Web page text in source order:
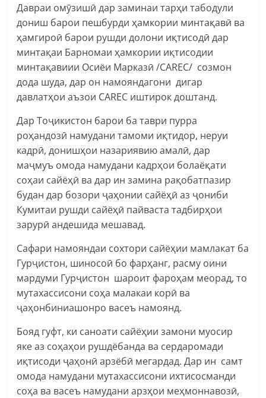
Давраи омӯзишӣ дар заминаи тарҳи табодули
дониш барои пешбурди ҳамкории минтақавӣ ва
ҳамгироӣ барои рушди долони иқтисодӣ дар
минтақаи Барномаи ҳамкории иқтисодии
минтақавиии Осиёи Марказӣ /CAREC/ созмон
дода шуда, дар он намояндагони дигар
давлатҳои аъзои CAREC иштирок доштанд.
Дар Тоҷикистон барои ба таври пурра
роҳандозӣ намудани тамоми иқтидор, неруи
кадрӣ, донишҳои назариявию амалӣ, дар
маҷмуъ омода намудани кадрҳои болаёқати
соҳаи сайёҳӣ ва дар ин замина рақобатпазир
будан дар бозори ҷаҳонии сайёҳӣ аз ҷониби
Кумитаи рушди сайёҳӣ пайваста тадбирҳои
зарурӣ андешида мешавад.
Сафари намояндаи сохтори сайёҳии мамлакат ба
Гурҷистон, шиносоӣ бо фарҳанг, расму оини
мардуми Гурҷистон шароит фароҳам меорад, то
мутахассисони соҳа малакаи корӣ ва
ҷаҳонбиниашонро васеъ намоянд.
Бояд гуфт, ки саноати сайёҳии замони муосир
яке аз соҳаҳои рушдёбанда ва сердаромади
иқтисоди ҷаҳонӣ арзёбӣ мегардад. Дар ин самт
омода намудани мутахассисони ихтисосманди
соҳа ва васеъ намудани арзҳои меҳмоннавозӣ,